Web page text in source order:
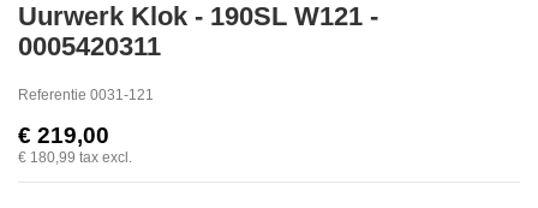
Uurwerk Klok - 190SL W121 -
0005420311
Referentie 0031-121
€ 219,00
€ 180,99 tax excl.